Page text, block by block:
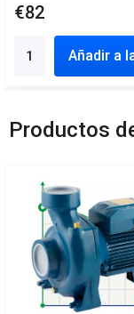
€82
Añadir a
Productos